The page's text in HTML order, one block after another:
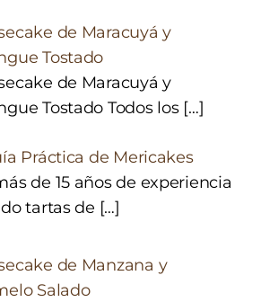
de Maracuyá y
Tostado
de Maracuyá y
Tostado Todos los […]
Práctica de Mericakes
de 15 años de experiencia
tartas de […]
de Manzana y
Salado